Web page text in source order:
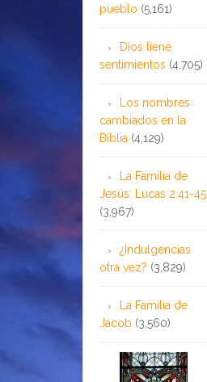
pueblo (5,161)
Dios tiene
sentimientos (4,705)
Los nombres
cambiados en la
Biblia (4,129)
La Familia de
Jesús: Lucas 2:41-45
(3,967)
¿Indulgencias
otra vez? (3,829)
La Familia de
Jacob (3,560)